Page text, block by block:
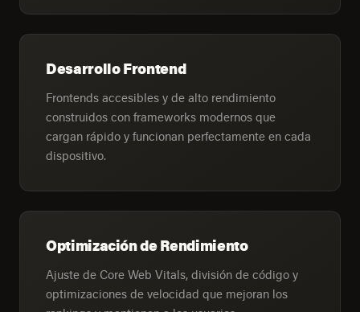
Desarrollo Frontend
Frontends accesibles y de alto rendimiento
construidos con frameworks modernos que
cargan rápido y funcionan perfectamente en cada
dispositivo.
Optimización de Rendimiento
Ajuste de Core Web Vitals, división de código y
optimizaciones de velocidad que mejoran los